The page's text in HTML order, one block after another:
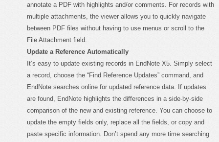
annotate a PDF with highlights and/or comments. For records with
multiple attachments, the viewer allows you to quickly navigate
between PDF files without having to use menus or scroll to the
File Attachment field.
Update a Reference Automatically
It’s easy to update existing records in EndNote X5. Simply select
a record, choose the “Find Reference Updates” command, and
EndNote searches online for updated reference data. If updates
are found, EndNote highlights the differences in a side-by-side
comparison of the new and existing reference. You can choose to
update the empty fields only, replace all the fields, or copy and
paste specific information. Don’t spend any more time searching